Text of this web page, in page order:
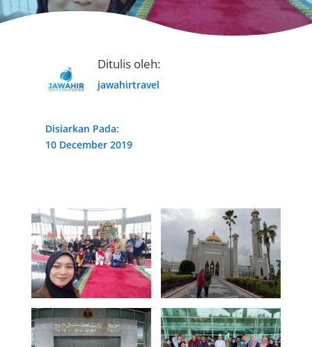
Ditulis oleh:
jawahirtravel
Disiarkan Pada:
10 December 2019